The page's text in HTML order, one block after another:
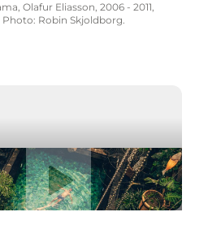
Olafur Eliasson, 2006 - 2011,
Robin Skjoldborg.
Afspil video
Norge